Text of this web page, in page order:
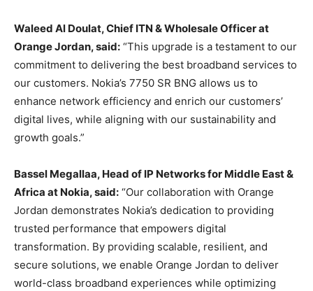
Waleed Al Doulat, Chief ITN & Wholesale Officer at
Orange Jordan, said: “This upgrade is a testament to our
commitment to delivering the best broadband services to
our customers. Nokia’s 7750 SR BNG allows us to
enhance network efficiency and enrich our customers’
digital lives, while aligning with our sustainability and
growth goals.”
Bassel Megallaa, Head of IP Networks for Middle East &
Africa at Nokia, said: “Our collaboration with Orange
Jordan demonstrates Nokia’s dedication to providing
trusted performance that empowers digital
transformation. By providing scalable, resilient, and
secure solutions, we enable Orange Jordan to deliver
world-class broadband experiences while optimizing